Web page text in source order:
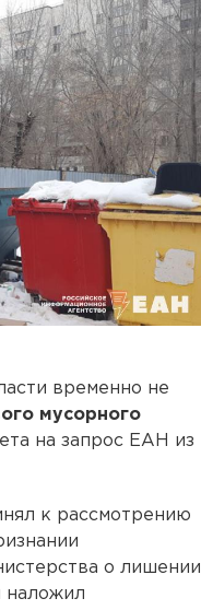
временно не
мусорного
на запрос ЕАН из
к рассмотрению
о лишении
наложил